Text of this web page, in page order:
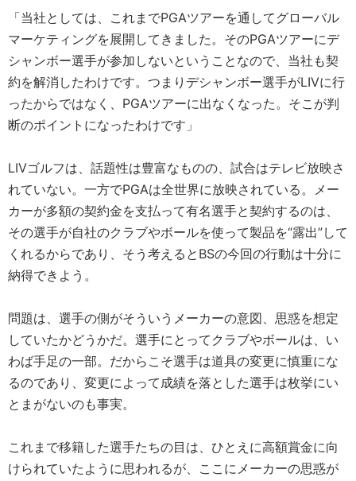
「当社としては、これまでPGAツアーを通してグローバル
マーケティングを展開してきました。そのPGAツアーにデ
シャンボー選手が参加しないということなので、当社も契
約を解消したわけです。つまりデシャンボー選手がLIVに行
ったからではなく、PGAツアーに出なくなった。そこが判
断のポイントになったわけです」
LIVゴルフは、話題性は豊富なものの、試合はテレビ放映さ
れていない。一方でPGAは全世界に放映されている。メー
カーが多額の契約金を支払って有名選手と契約するのは、
その選手が自社のクラブやボールを使って製品を“露出”して
くれるからであり、そう考えるとBSの今回の行動は十分に
納得できよう。
問題は、選手の側がそういうメーカーの意図、思惑を想定
していたかどうかだ。選手にとってクラブやボールは、い
わば手足の一部。だからこそ選手は道具の変更に慎重にな
るのであり、変更によって成績を落とした選手は枚挙にい
とまがないのも事実。
これまで移籍した選手たちの目は、ひとえに高額賞金に向
けられていたように思われるが、ここにメーカーの思惑が